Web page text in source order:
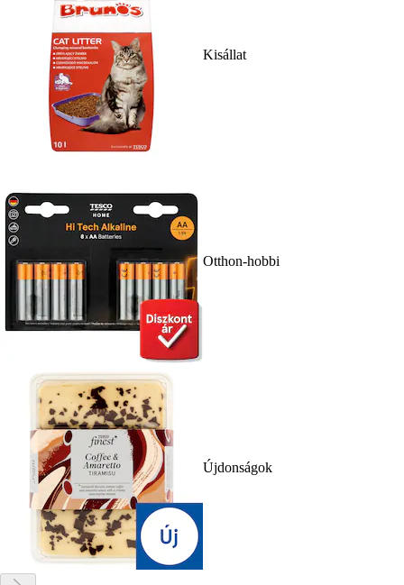
Kisállat
Otthon-hobbi
Újdonságok